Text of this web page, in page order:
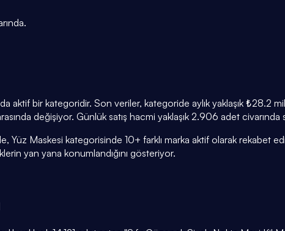
aktif bir kategoridir. Son veriler, kategoride aylık yaklaşık
değişiyor. Günlük satış hacmi yaklaşık 2.906 adet civarında
Yüz Maskesi kategorisinde 10+ farklı marka aktif olarak
yan yana konumlandığını gösteriyor.